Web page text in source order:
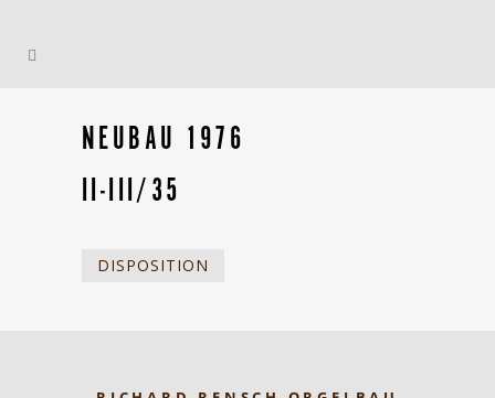
NEUBAU 1976
II-III/35
DISPOSITION